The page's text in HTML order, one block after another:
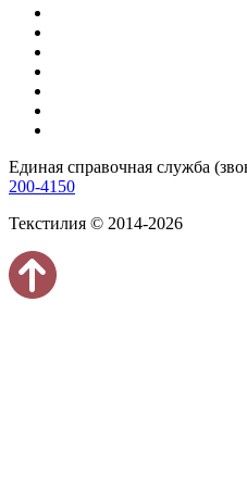
Единая справочная служба
200-4150
Текстилия © 2014-2026